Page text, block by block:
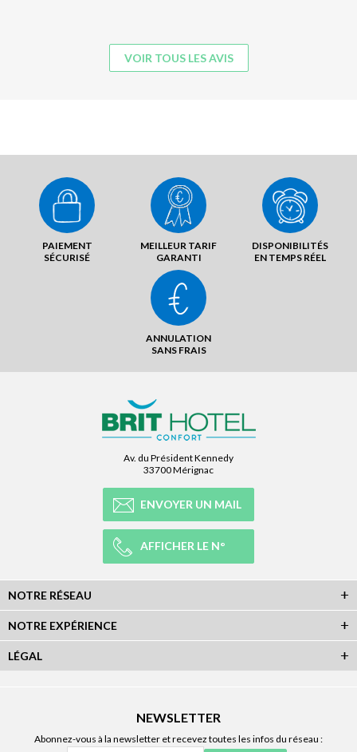
VOIR TOUS LES AVIS
PAIEMENT
SÉCURISÉ
MEILLEUR TARIF
GARANTI
DISPONIBILITÉS
EN TEMPS RÉEL
ANNULATION
SANS FRAIS
Av. du Président Kennedy
33700 Mérignac
ENVOYER UN MAIL
AFFICHER LE N°
NOTRE RÉSEAU
NOTRE EXPÉRIENCE
LÉGAL
NEWSLETTER
Abonnez-vous à la newsletter et recevez toutes les infos du réseau :